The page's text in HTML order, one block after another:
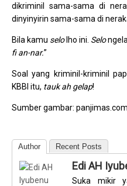
dikriminil sama-sama di
dinyinyirin sama-sama di
Bila kamu selolho ini. Selo
fi an-nar.”
Soal yang kriminil-kriminil
KBBI itu, tauk ah gelap!
Sumber gambar: panjimas.com
Author Recent Posts
Edi AH
Suka mikir